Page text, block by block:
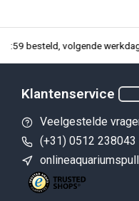
besteld, volgende
Klantenservice
Veelgestelde
(+31) 0512 238043